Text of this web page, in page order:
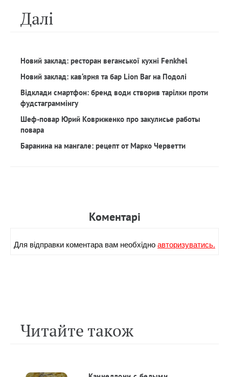
Далi
Новий заклад: ресторан веганської кухні Fenkhel
Новий заклад: кав‘ярня та бар Lion Bar на Подолі
Відклади смартфон: бренд води створив тарілки проти
фудстаграммінгу
Шеф-повар Юрий Ковриженко про закулисье работы
повара
Баранина на мангале: рецепт от Марко Черветти
Коментарi
Для вiдправки коментара вам необхiдноавторизуватись.
Читайте також